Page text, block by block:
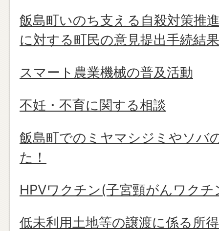
飯島町いのち支える自殺対策推
に対する町民の意見提出手続結果
スマート農業機械の普及活動
不妊・不育に関する相談
飯島町でのミヤマシジミやソバ
た！
HPVワクチン(子宮頸がんワク
低未利用土地等の譲渡に係る所